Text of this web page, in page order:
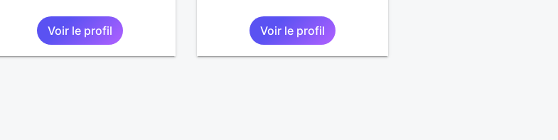
Voir le profil Voir le profil